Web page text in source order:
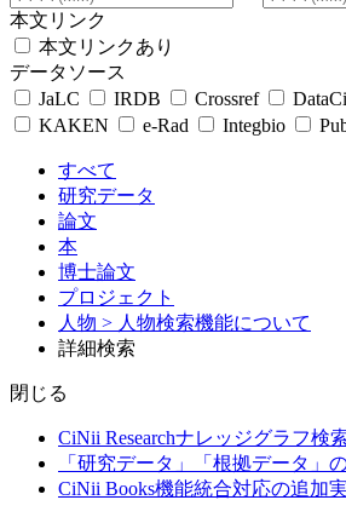
本文リンク
本文リンクあり
データソース
JaLC
IRDB Crossref
KAKEN
e-Rad Integbio
すべて
研究データ
論文
本
博士論文
プロジェクト
人物 > 人物検索機能について
詳細検索
閉じる
CiNii Researchナレッジグラフ検
「研究データ」「根拠データ」
CiNii Books機能統合対応の追加